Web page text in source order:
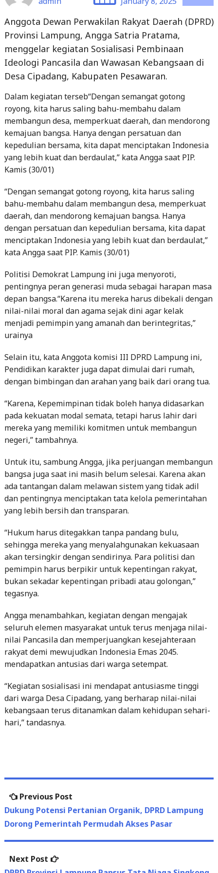
Anggota Dewan Perwakilan Rakyat Daerah (DPRD)
Provinsi Lampung, Angga Satria Pratama,
menggelar kegiatan Sosialisasi Pembinaan
Ideologi Pancasila dan Wawasan Kebangsaan di
Desa Cipadang, Kabupaten Pesawaran.
Dalam kegiatan terseb“Dengan semangat gotong
royong, kita harus saling bahu-membahu dalam
membangun desa, memperkuat daerah, dan mendorong
kemajuan bangsa. Hanya dengan persatuan dan
kepedulian bersama, kita dapat menciptakan Indonesia
yang lebih kuat dan berdaulat,” kata Angga saat PIP.
Kamis (30/01)
“Dengan semangat gotong royong, kita harus saling
bahu-membahu dalam membangun desa, memperkuat
daerah, dan mendorong kemajuan bangsa. Hanya
dengan persatuan dan kepedulian bersama, kita dapat
menciptakan Indonesia yang lebih kuat dan berdaulat,”
kata Angga saat PIP. Kamis (30/01)
Politisi Demokrat Lampung ini juga menyoroti,
pentingnya peran generasi muda sebagai harapan masa
depan bangsa.“Karena itu mereka harus dibekali dengan
nilai-nilai moral dan agama sejak dini agar kelak
menjadi pemimpin yang amanah dan berintegritas,”
urainya
Selain itu, kata Anggota komisi III DPRD Lampung ini,
Pendidikan karakter juga dapat dimulai dari rumah,
dengan bimbingan dan arahan yang baik dari orang tua.
“Karena, Kepemimpinan tidak boleh hanya didasarkan
pada kekuatan modal semata, tetapi harus lahir dari
mereka yang memiliki komitmen untuk membangun
negeri,” tambahnya.
Untuk itu, sambung Angga, jika perjuangan membangun
bangsa juga saat ini masih belum selesai. Karena akan
ada tantangan dalam melawan sistem yang tidak adil
dan pentingnya menciptakan tata kelola pemerintahan
yang lebih bersih dan transparan.
“Hukum harus ditegakkan tanpa pandang bulu,
sehingga mereka yang menyalahgunakan kekuasaan
akan tersingkir dengan sendirinya. Para politisi dan
pemimpin harus berpikir untuk kepentingan rakyat,
bukan sekadar kepentingan pribadi atau golongan,”
tegasnya.
Angga menambahkan, kegiatan dengan mengajak
seluruh elemen masyarakat untuk terus menjaga nilai-
nilai Pancasila dan memperjuangkan kesejahteraan
rakyat demi mewujudkan Indonesia Emas 2045.
mendapatkan antusias dari warga setempat.
“Kegiatan sosialisasi ini mendapat antusiasme tinggi
dari warga Desa Cipadang, yang berharap nilai-nilai
kebangsaan terus ditanamkan dalam kehidupan sehari-
hari,” tandasnya.
Post
navigation
Previous PostPrevious
post:
Dukung Potensi Pertanian Organik, DPRD Lampung
Dorong Pemerintah Permudah Akses Pasar
Next Post
Next